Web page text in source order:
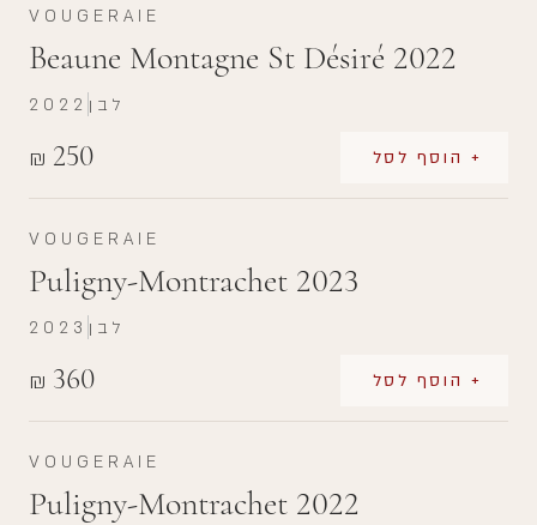
VOUGERAIE
Beaune Montagne St Désiré 2022
₪ 250 + הוסף לסל
2022 לבן
VOUGERAIE
Puligny-Montrachet 2023
₪ 360 + הוסף לסל
2023 לבן
VOUGERAIE
Puligny-Montrachet 2022